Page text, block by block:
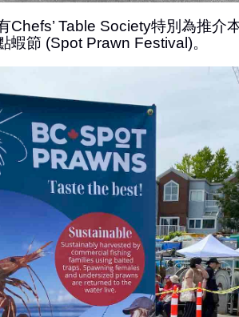
Chefs’ Table Society特別為推介
蝦節 (Spot Prawn Festival)。